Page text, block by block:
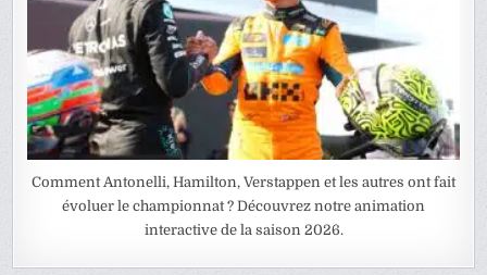
Comment Antonelli, Hamilton, Verstappen et les autres ont fait
évoluer le championnat ? Découvrez notre animation
interactive de la saison 2026.